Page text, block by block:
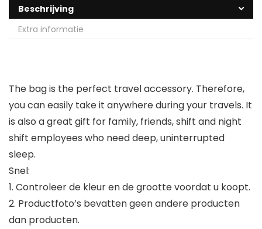
Beschrijving
Extra informatie
The bag is the perfect travel accessory. Therefore,
you can easily take it anywhere during your travels. It
is also a great gift for family, friends, shift and night
shift employees who need deep, uninterrupted
sleep.
Snel:
1. Controleer de kleur en de grootte voordat u koopt.
2. Productfoto’s bevatten geen andere producten
dan producten.